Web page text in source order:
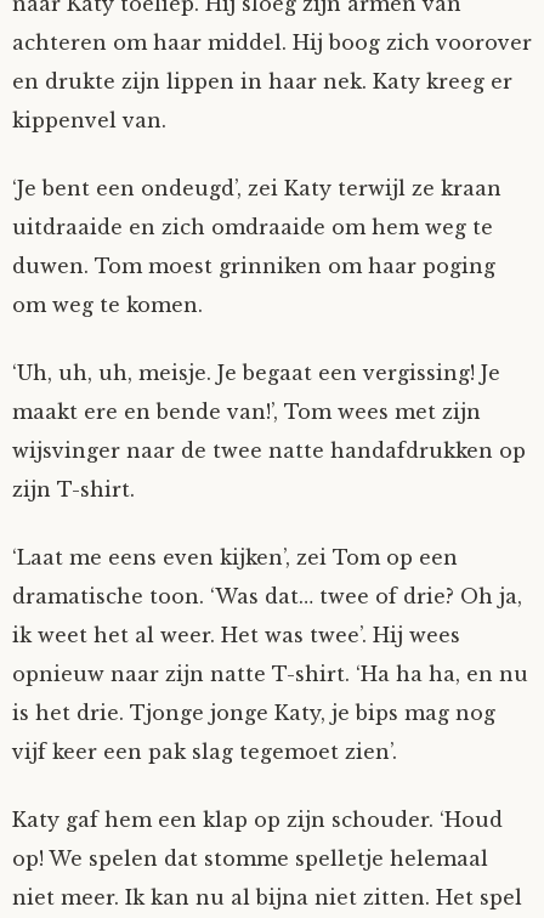
achteren om haar middel. Hij boog zich voorover
en drukte zijn lippen in haar nek. Katy kreeg er
kippenvel van.
‘Je bent een ondeugd’, zei Katy terwijl ze kraan
uitdraaide en zich omdraaide om hem weg te
duwen. Tom moest grinniken om haar poging
om weg te komen.
‘Uh, uh, uh, meisje. Je begaat een vergissing! Je
maakt ere en bende van!’, Tom wees met zijn
wijsvinger naar de twee natte handafdrukken op
zijn T-shirt.
‘Laat me eens even kijken’, zei Tom op een
dramatische toon. ‘Was dat… twee of drie? Oh ja,
ik weet het al weer. Het was twee’. Hij wees
opnieuw naar zijn natte T-shirt. ‘Ha ha ha, en nu
is het drie. Tjonge jonge Katy, je bips mag nog
vijf keer een pak slag tegemoet zien’.
Katy gaf hem een klap op zijn schouder. ‘Houd
op! We spelen dat stomme spelletje helemaal
niet meer. Ik kan nu al bijna niet zitten. Het spel